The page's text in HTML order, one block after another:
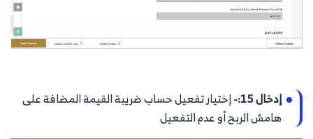
إدخال 15:-
إختيار تفعيل حساب ضريبة القيمة المضافة على
هامش الربح أو عدم التفعيل